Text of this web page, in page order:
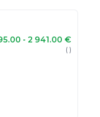
- 2 941.00 €
( )